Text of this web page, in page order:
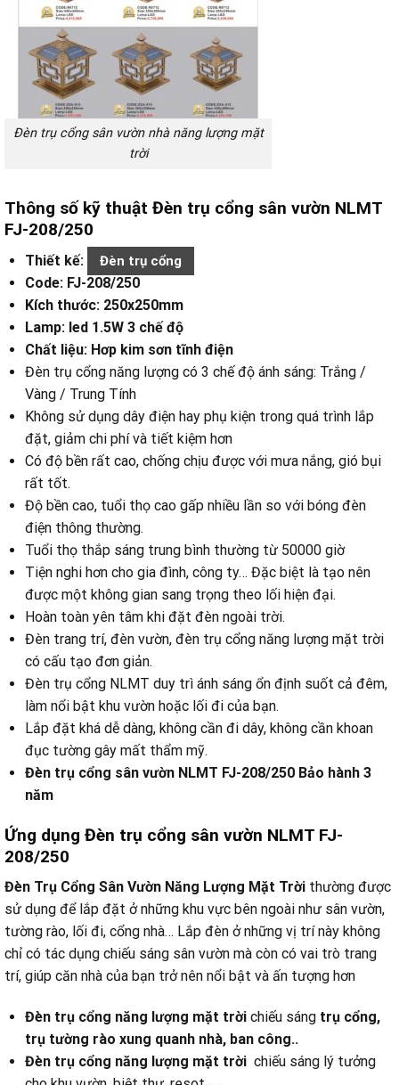
Đèn trụ cổng sân vườn nhà năng lượng mặt
trời
Thông số kỹ thuật Đèn trụ cổng sân vườn NLMT
FJ-208/250
Thiết kế: Đèn trụ cổng
Code: FJ-208/250
Kích thước: 250x250mm
Lamp: led 1.5W 3 chế độ
Chất liệu: Hơp kim sơn tĩnh điện
Đèn trụ cổng năng lượng có 3 chế độ ánh sáng: Trắng /
Vàng / Trung Tính
Không sử dụng dây điện hay phụ kiện trong quá trình lắp
đặt, giảm chi phí và tiết kiệm hơn
Có độ bền rất cao, chống chịu được với mưa nắng, gió bụi
rất tốt.
Độ bền cao, tuổi thọ cao gấp nhiều lần so với bóng đèn
điện thông thường.
Tuổi thọ thắp sáng trung bình thường từ 50000 giờ
Tiện nghi hơn cho gia đình, công ty… Đặc biệt là tạo nên
được một không gian sang trọng theo lối hiện đại.
Hoàn toàn yên tâm khi đặt đèn ngoài trời.
Đèn trang trí, đèn vườn, đèn trụ cổng năng lượng mặt trời
có cấu tạo đơn giản.
Đèn trụ cổng NLMT duy trì ánh sáng ổn định suốt cả đêm,
làm nổi bật khu vườn hoặc lối đi của bạn.
Lắp đặt khá dễ dàng, không cần đi dây, không cần khoan
đục tường gây mất thẩm mỹ.
Đèn trụ cổng sân vườn NLMT FJ-208/250 Bảo hành 3
năm
Ứng dụng Đèn trụ cổng sân vườn NLMT FJ-
208/250
Đèn Trụ Cổng Sân Vườn Năng Lượng Mặt Trời thường được
sử dụng để lắp đặt ở những khu vực bên ngoài như sân vườn,
tường rào, lối đi, cổng nhà… Lắp đèn ở những vị trí này không
chỉ có tác dụng chiếu sáng sân vườn mà còn có vai trò trang
trí, giúp căn nhà của bạn trở nên nổi bật và ấn tượng hơn
Đèn trụ cổng năng lượng mặt trời chiếu sáng trụ cổng,
trụ tường rào xung quanh nhà, ban công..
Đèn trụ cổng năng lượng mặt trời chiếu sáng lý tưởng